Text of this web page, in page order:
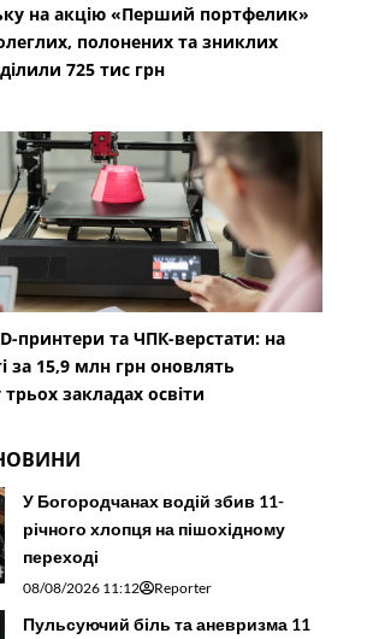
на акцію «Перший портфелик»
полонених та зниклих
725 тис грн
принтери та ЧПК-верстати: на
за 15,9 млн грн оновлять
трьох закладах освіти
У Богородчанах водій збив 11-
річного хлопця на пішохідному
переході
08/08/2026 11:12 Reporter
Пульсуючий біль та аневризма 11